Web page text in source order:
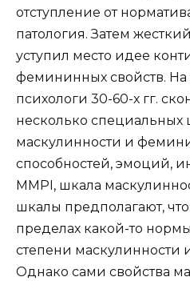
отступление от
патология. Затем
уступил место идее
фемининных свойств. На
психологи 30-60-х гг.
несколько
маскулинности и
способностей, эмоций,
MMPI, шкала
шкалы предполагают,
пределах какой-то
степени маскулинности
Однако сами свойства